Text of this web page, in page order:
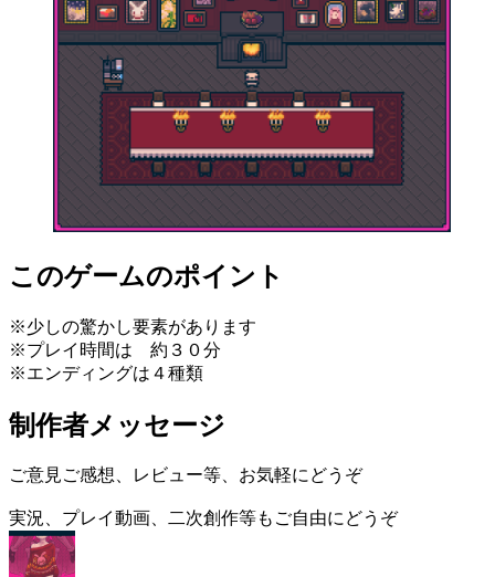
このゲームのポイント
※少しの驚かし要素があります
※プレイ時間は 約３０分
※エンディングは４種類
制作者メッセージ
ご意見ご感想、レビュー等、お気軽にどうぞ
実況、プレイ動画、二次創作等もご自由にどうぞ